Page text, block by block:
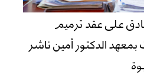
على عقد ترميم
الدكتور أمين ناشر